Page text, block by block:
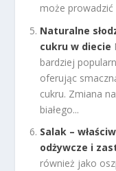
może prowadzić
Naturalne
cukru w diecie
bardziej
oferując
cukru. Zmiana
białego...
Salak –
odżywcze i
również jako